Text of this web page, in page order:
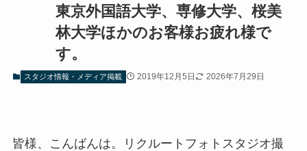
東京外国語大学、専修大学、桜美
林大学ほかのお客様お疲れ様で
す。
スタジオ情報・メディア掲載 2019年12月5日 2026年7月29日
皆様、こんばんは。リクルートフォトスタジオ撮